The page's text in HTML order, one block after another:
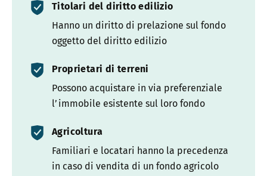
Titolari del diritto edilizio
Hanno un diritto di prelazione sul fondo
oggetto del diritto edilizio
Proprietari di terreni
Possono acquistare in via preferenziale
l’immobile esistente sul loro fondo
Agricoltura
Familiari e locatari hanno la precedenza
in caso di vendita di un fondo agricolo